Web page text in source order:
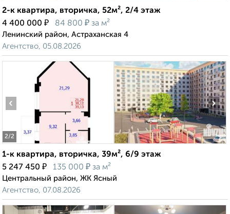
2-к квартира, вторичка, 52м², 2/4 этаж
4 400 000 ₽ 84 800 ₽ за м²
Ленинский район, Астраханская 4
Агентство, 05.08.2026
2/2
‹ ›
1-к квартира, вторичка, 39м², 6/9 этаж
5 247 450 ₽ 135 000 ₽ за м²
Центральный район, ЖК Ясный
Агентство, 07.08.2026